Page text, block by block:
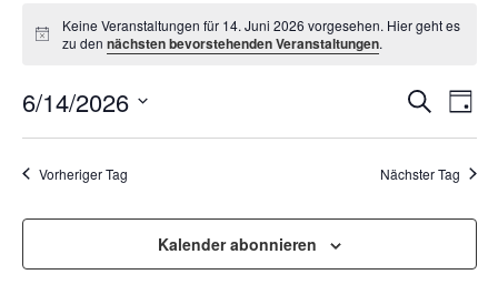
Hinweis
Keine Veranstaltungen für 14. Juni 2026 vorgesehen. Hier geht es
zu den nächsten bevorstehenden Veranstaltungen.
UND
SucheTag
6/14/2026
wählen.
Vorheriger Tag Nächster Tag
Kalender abonnieren